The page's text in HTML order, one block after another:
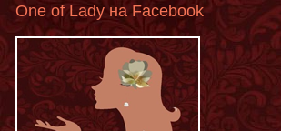
One of Lady на Facebook